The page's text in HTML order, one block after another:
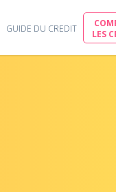
GUIDE DU CREDIT
LES